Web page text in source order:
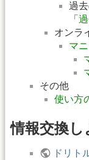
過
「
オンラ
マ
その他
使い方
情報交換し
ドリト